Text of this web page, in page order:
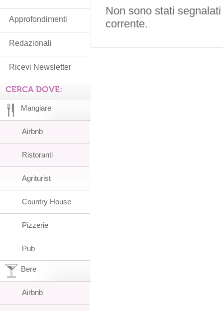
Non sono stati
corrente.
Approfondimenti
Redazionali
Ricevi Newsletter
CERCA DOVE:
Mangiare
Airbnb
Ristoranti
Agriturist
Country House
Pizzerie
Pub
Bere
Airbnb